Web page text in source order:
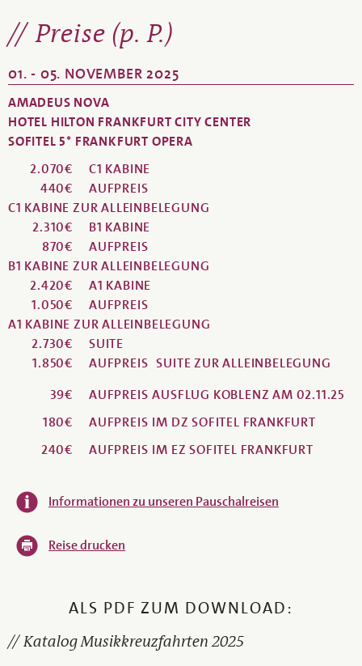
Preise (p. P.)
01. - 05. NOVEMBER 2025
AMADEUS NOVA
HOTEL HILTON FRANKFURT CITY CENTER
SOFITEL 5* FRANKFURT OPERA
2.070€
C1 KABINE
440€
AUFPREIS
C1 KABINE ZUR ALLEINBELEGUNG
2.310€
B1 KABINE
870€
AUFPREIS
B1 KABINE ZUR ALLEINBELEGUNG
2.420€
A1 KABINE
1.050€
AUFPREIS
A1 KABINE ZUR ALLEINBELEGUNG
2.730€
SUITE
1.850€
AUFPREIS SUITE ZUR ALLEINBELEGUNG
39€
AUFPREIS AUSFLUG KOBLENZ AM 02.11.25
180€
AUFPREIS IM DZ SOFITEL FRANKFURT
240€
AUFPREIS IM EZ SOFITEL FRANKFURT
Informationen zu unseren Pauschalreisen
Reise drucken
ALS PDF ZUM DOWNLOAD:
Katalog Musikkreuzfahrten 2025